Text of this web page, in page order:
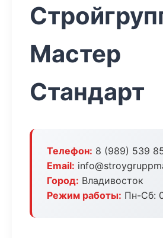
Мастер
Стандарт
Телефон: 8 (989) 539
Email:
Город: Владивосток
Режим работы: Пн-Сб: